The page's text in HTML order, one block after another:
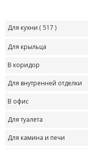
Для кухни ( 517 )
Для крыльца
В коридор
Для внутренней отделки
В офис
Для туалета
Для камина и печи